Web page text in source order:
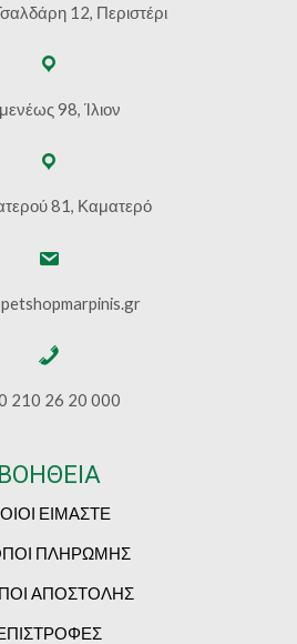
12, Περιστέρι
98, Ίλιον
81, Καματερό
210 26 20 000
ΒΟΗΘΕΙΑ
ΕΙΜΑΣΤΕ
ΠΛΗΡΩΜΗΣ
ΑΠΟΣΤΟΛΗΣ